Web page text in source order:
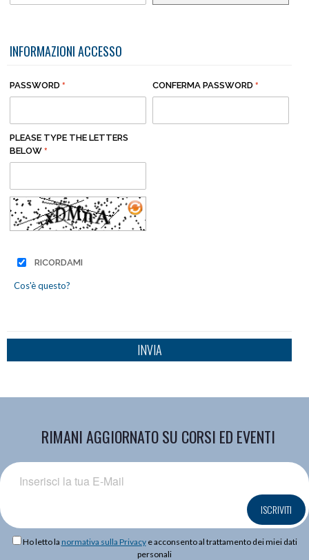
INFORMAZIONI ACCESSO
PASSWORD CONFERMA PASSWORD
PLEASE TYPE THE LETTERS
BELOW
RICORDAMI
Cos'è questo?
INVIA
RIMANI AGGIORNATO SU CORSI ED EVENTI
ISCRIVITI
Ho letto la normativa sulla Privacye acconsento al trattamento dei miei dati
personali